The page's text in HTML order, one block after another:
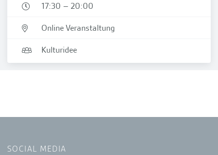
17:30 – 20:00
Online Veranstaltung
Kulturidee
SOCIAL MEDIA